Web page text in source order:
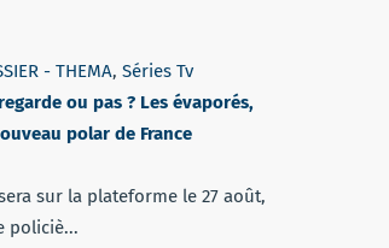
- THEMA, Séries Tv
ou pas ? Les évaporés,
polar de France
sur la plateforme le 27 août,
policiè...